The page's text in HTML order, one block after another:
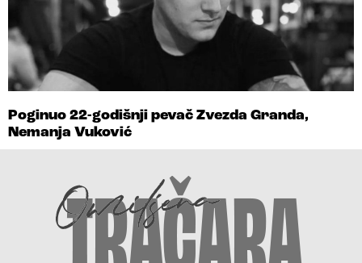
Poginuo 22-godišnji pevač Zvezda Granda,
Nemanja Vuković